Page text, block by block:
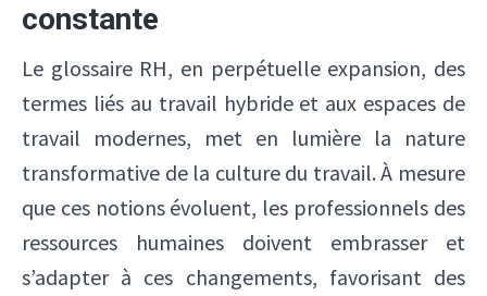
constante
Le glossaire RH, en perpétuelle expansion, des
termes liés au travail hybride et aux espaces de
travail modernes, met en lumière la nature
transformative de la culture du travail. À mesure
que ces notions évoluent, les professionnels des
ressources humaines doivent embrasser et
s’adapter à ces changements, favorisant des